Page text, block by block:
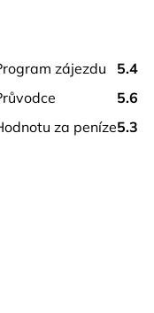
program zájezdu
5.4
průvodce
5.6
hodnotu za peníze5.3